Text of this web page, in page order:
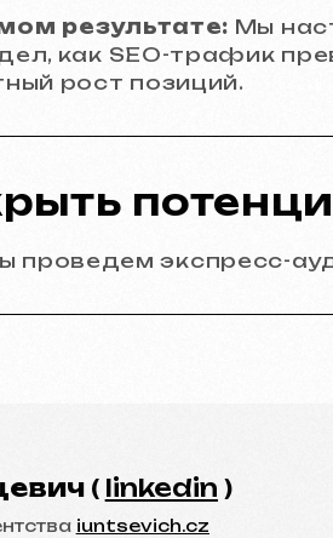
результате: Мы
как SEO-трафик
рост позиций.
проведем экспресс-
(linkedin )
iuntsevich.cz
Telegram
ВКонтакте